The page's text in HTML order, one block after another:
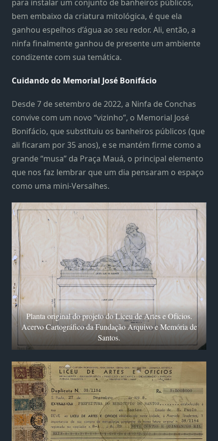
para instalar um conjunto de banheiros públicos,
bem embaixo da criatura mitológica, é que ela
ganhou espelhos d’água ao seu redor. Ali, então, a
ninfa finalmente ganhou de presente um ambiente
condizente com sua temática.
Cuidando do Memorial José Bonifácio
Desde 7 de setembro de 2022, a Ninfa de Conchas
convive com um novo “vizinho”, o Memorial José
Bonifácio, que substituiu os banheiros públicos (que
ali ficaram por 35 anos), e se mantém firme como a
grande “musa” da Praça Mauá, o principal elemento
que nos faz lembrar que um dia pensaram o espaço
como uma mini-Versalhes.
Planta original do projeto do Liceu de Artes e Ofícios.
Acervo Cartográfico da Fundação Arquivo e Memória de
Santos.